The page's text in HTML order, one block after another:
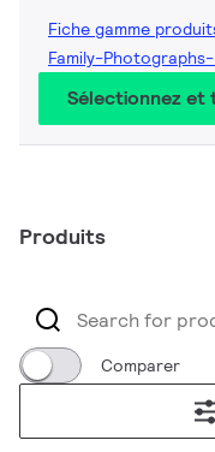
Fiche gamme
Family-
Sélectionnez et
Produits
Comparer